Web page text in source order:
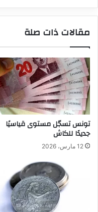
مقالات ذات صلة
تونس تسجّل مستوى قياسيًا
جديدًا للكاش
12 مارس، 2026